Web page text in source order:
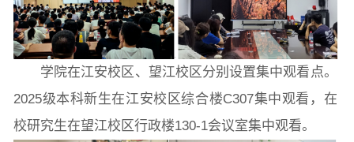
教学科研岗 行政管理岗 教学思政岗 实验教辅岗
本科教育 研究生教育 继续教育
学院在江安校区、望江校区分别设置集中观看点。
2025级本科新生在江安校区综合楼C307集中观看，在
校研究生在望江校区行政楼130-1会议室集中观看。